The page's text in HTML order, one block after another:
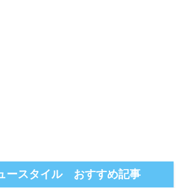
ースタイル おすすめ記事